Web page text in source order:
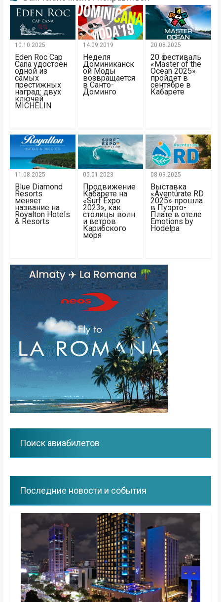
10.10.2025
Eden Roc Cap
Cana удостоен
одной из
самых
престижных
наград: двух
ключей
MICHELIN
14.09.2019
Неделя
Доминиканск
ой Моды
возвращается
в Санто-
Доминго
20.08.2025
20 фестиваль
«Master of the
Ocean 2025»
пройдет в
сентябре в
Кабарете
11.08.2025
Blue Diamond
Resorts
меняет
название на
Royalton Hotels
& Resorts
05.01.2023
Продвижение
Кабарете на
«Surf Expo
2023», как
столицы волн
и ветров
Карибского
моря
08.09.2025
Выставка
«Aventúrate RD
2025» прошла
в Пуэрто-
Плате в отеле
Emotions by
Hodelpa
Поиск авиабилетов
Последние новости и события